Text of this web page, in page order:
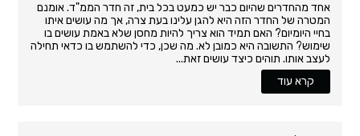
אחד מהחדרים שהיום כבר יש כמעט בכל בית, זה חדר הממ"ד. אומנם
המטרה של החדר הזה היא להגן עלינו בעת צרה, אך מה עושים איתו
בחיי היומיום? האם תמיד הוא צריך להיות מחסן שלא באמת עושים בו
שימוש? התשובה היא כמובן לא. מה שכן, כדי להשתמש בו כדאי תחילה
לעצב אותו. תוהים כיצד עושים זאת...
קרא עוד